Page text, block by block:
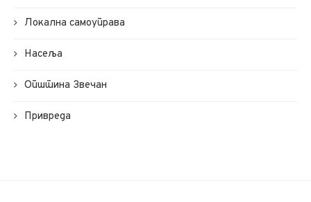
Локална самоуправа
Насеља
Општина Звечан
Привреда